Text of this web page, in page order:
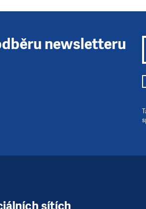
newsletteru